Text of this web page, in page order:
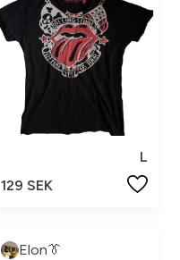
L
129 SEK
Elon👔